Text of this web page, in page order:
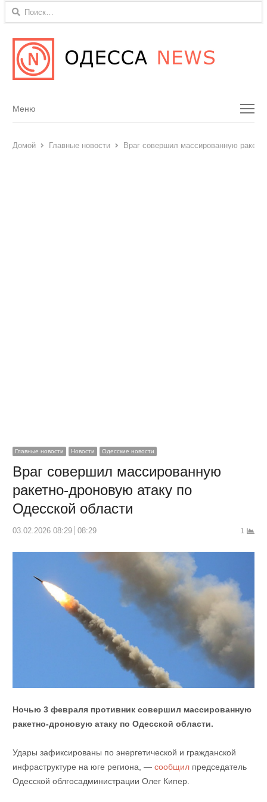
Найти:
Menu
Меню
Домой Главные новости Враг совершил массированную
Главные новости Новости Одесские новости
Враг совершил массированную
ракетно-дроновую атаку по
Одесской области
03.02.2026 08:29 08:29 1
Ночью 3 февраля противник совершил массированную
ракетно-дроновую атаку по Одесской области.
Удары зафиксированы по энергетической и гражданской
инфраструктуре на юге региона, — сообщилпредседатель
Одесской облгосадминистрации Олег Кипер.